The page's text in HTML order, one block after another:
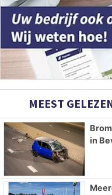
MEEST
in